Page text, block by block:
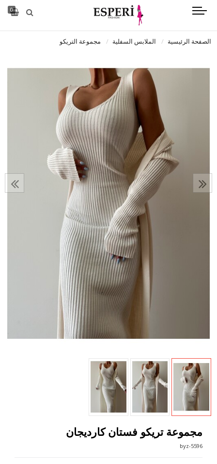
0
الصفحة الرئيسية الملابس السفلية مجموعة التريكو
مجموعة تريكو فستان كارديجان
5596-byz